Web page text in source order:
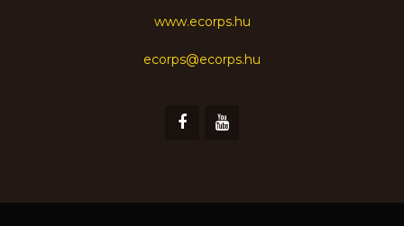
www.ecorps.hu
ecorps@ecorps.hu